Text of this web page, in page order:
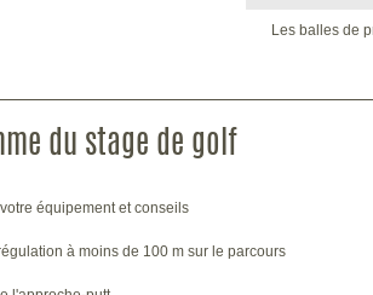
Les balles de
n'auront plus de secret pour
inconscients jouent un rôle
différentes...
du stage de golf
équipement et conseils
à moins de 100 m sur le parcours